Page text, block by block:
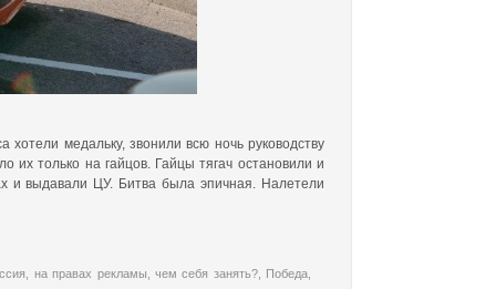
медальку, звонили всю ночь руководству
только на гайцов. Гайцы тягач остановили и
и выдавали ЦУ. Битва была эпичная. Налетели
на правах рекламы чем себя занять?, Победа